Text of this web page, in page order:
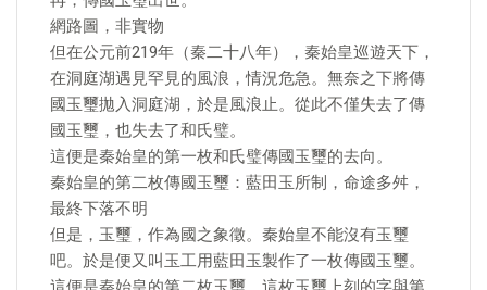
網路圖，非實物
但在公元前219年（秦二十八年），秦始皇巡遊天下，
在洞庭湖遇見罕見的風浪，情況危急。無奈之下將傳
國玉璽拋入洞庭湖，於是風浪止。從此不僅失去了傳
國玉璽，也失去了和氏璧。
這便是秦始皇的第一枚和氏璧傳國玉璽的去向。
秦始皇的第二枚傳國玉璽：藍田玉所制，命途多舛，
最終下落不明
但是，玉璽，作為國之象徵。秦始皇不能沒有玉璽
吧。於是便又叫玉工用藍田玉製作了一枚傳國玉璽。